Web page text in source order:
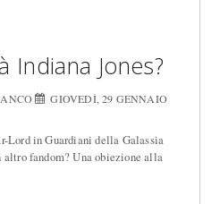
Indiana Jones?
GIOVEDÌ, 29 GENNAIO
Lord in Guardiani della Galassia
fandom? Una obiezione alla